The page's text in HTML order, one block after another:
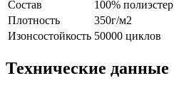
Состав
100% полиэстер
Плотность
350г/м2
Изонсостойкость 50000 циклов
Технические данные